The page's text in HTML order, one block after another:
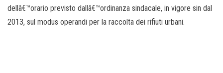
dellâ€™orario previsto dallâ€™ordinanza sindacale, in vigore sin dal
2013, sul modus operandi per la raccolta dei rifiuti urbani.